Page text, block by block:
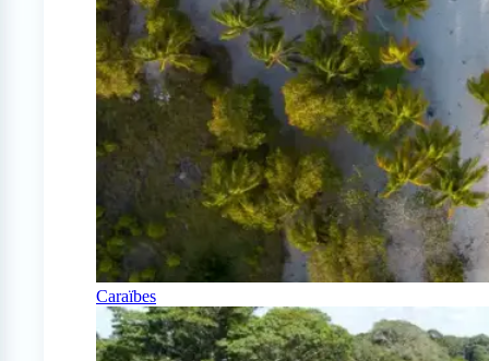
Caraïbes